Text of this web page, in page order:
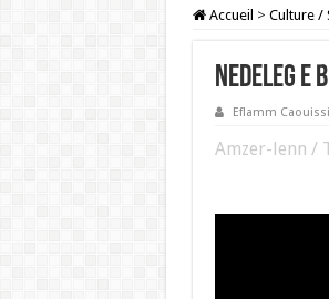
Accueil > Culture /
Nedeleg e
Eflamm
Amzer-lenn /